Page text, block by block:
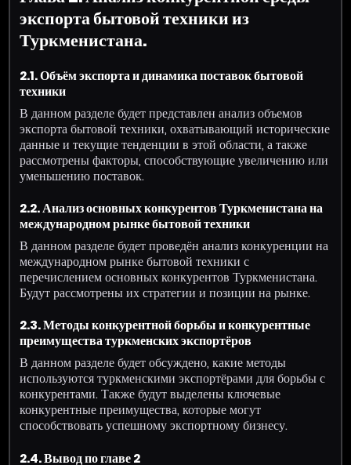
экспорта бытовой техники из
Туркменистана.
2.1. Объём экспорта и динамика поставок бытовой
техники
В данном разделе будет представлен анализ объемов
экспорта бытовой техники, охватывающий исторические
данные и текущие тенденции в этой области, а также
рассмотрены факторы, способствующие увеличению или
уменьшению поставок.
2.2. Анализ основных конкурентов Туркменистана на
международном рынке бытовой техники
В данном разделе будет проведён анализ конкуренции на
международном рынке бытовой техники с
перечислением основных конкурентов Туркменистана.
Будут рассмотрены их стратегии и позиции на рынке.
2.3. Методы конкурентной борьбы и конкурентные
преимущества туркменских экспортёров
В данном разделе будет обсуждено, какие методы
используются туркменскими экспортёрами для борьбы с
конкурентами. Также будут выделены ключевые
конкурентные преимущества, которые могут
способствовать успешному экспортному бизнесу.
2.4. Вывод по главе 2